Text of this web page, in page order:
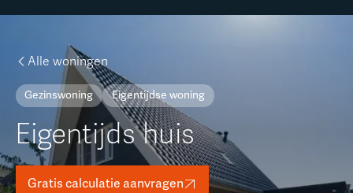
Alle woningen
Gezinswoning Eigentijdse woning
Eigentijds huis
Gratis calculatie aanvragen